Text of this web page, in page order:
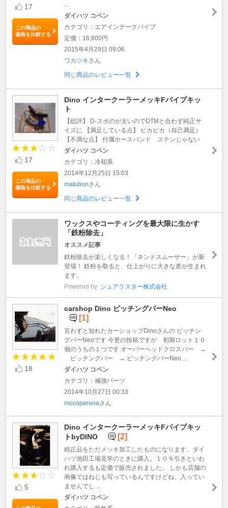
17
この商品の
価格を比較する
ダイハツ コペン
カテゴリ：エアインテークパイプ
定価：16,800円
2015年4月29日 09:06
ワカツキさん
同じ商品のレビュー一覧
17
この商品の
価格を比較する
Dino インタークーラーメッキFパイプキッ
ト
【総評】 D-スポのが太いのでDTMと合わず純正サ
イズに 【満足している点】 ピカピカ（自己満足）
【不満な点】 付属ホースバンド ステンじゃない
ダイハツ コペン
カテゴリ：冷却系
2014年12月25日 15:03
matubunさん
同じ商品のレビュー一覧
ワックスやコーティングを最大限に生かす
「鉄粉除去」
オススメ記事
鉄粉除去が楽しくなる！「ネンドスムーサー」が新
登場！ 鉄粉を取ると、仕上がりに大きな差が生まれ
ます。
Powered by シュアラスター株式会社
18
carshop Dino ピッチングバーNeo
[1]
言わずと知れたカーショップDinoさんの ピッチン
グバーNeoです 今更の投稿ですが 初期ロット１０
個のうちの１つです オーバーヘッドクロスバー →
ピッチングバー → ピッチングバーNeo ...
ダイハツ コペン
カテゴリ：補強パーツ
2014年10月27日 00:33
mocoperenaさん
5
Dino インタークーラーメッキFパイプキッ
トbyDINO
[2]
純正品をただメッキ加工したものになります。ダイ
ハツ池田工場見学のときに購入。１０％引きといわ
れ購入するも定価で販売されました。 しかも店舗の
画像ではねじも写っているんですけどね、入ってい
ませんでし ...
ダイハツ コペン